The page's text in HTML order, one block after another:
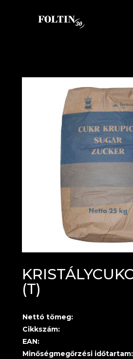
(T)
Nettó tömeg:
Cikkszám:
EAN:
Minőségmegőrzési időtartam: